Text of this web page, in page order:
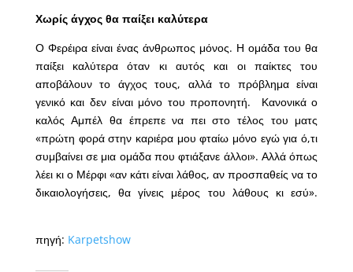
Χωρίς άγχος θα παίξει καλύτερα
Ο Φερέιρα είναι ένας άνθρωπος μόνος. Η ομάδα του θα
παίξει καλύτερα όταν κι αυτός και οι παίκτες του
αποβάλουν το άγχος τους, αλλά το πρόβλημα είναι
γενικό και δεν είναι μόνο του προπονητή. Κανονικά ο
καλός Αμπέλ θα έπρεπε να πει στο τέλος του ματς
«πρώτη φορά στην καριέρα μου φταίω μόνο εγώ για ό,τι
συμβαίνει σε μια ομάδα που φτιάξανε άλλοι». Αλλά όπως
λέει κι ο Μέρφι «αν κάτι είναι λάθος, αν προσπαθείς να το
δικαιολογήσεις, θα γίνεις μέρος του λάθους κι εσύ».
πηγή: Karpetshow